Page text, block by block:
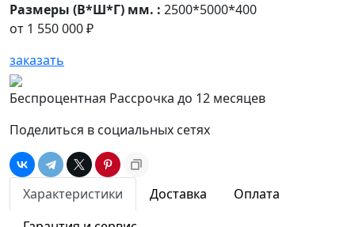
Размеры (В*Ш*Г) мм. : 2500*5000*400
от 1 550 000 ₽
заказать
Беспроцентная Рассрочка до 12 месяцев
Поделиться в социальных сетях
Характеристики Доставка
Оплата